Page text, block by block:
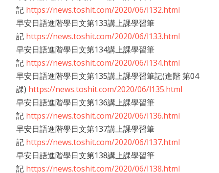
記 https://news.toshit.com/2020/06/l132.html
早安日語進階學日文第133講上課學習筆
記 https://news.toshit.com/2020/06/l133.html
早安日語進階學日文第134講上課學習筆
記 https://news.toshit.com/2020/06/l134.html
早安日語進階學日文第135講上課學習筆記(進階 第04
課) https://news.toshit.com/2020/06/l135.html
早安日語進階學日文第136講上課學習筆
記 https://news.toshit.com/2020/06/l136.html
早安日語進階學日文第137講上課學習筆
記 https://news.toshit.com/2020/06/l137.html
早安日語進階學日文第138講上課學習筆
記 https://news.toshit.com/2020/06/l138.html